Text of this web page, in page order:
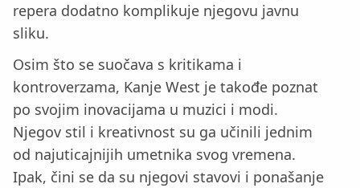
repera dodatno komplikuje njegovu javnu
sliku.
Osim što se suočava s kritikama i
kontroverzama, Kanje West je takođe poznat
po svojim inovacijama u muzici i modi.
Njegov stil i kreativnost su ga učinili jednim
od najuticajnijih umetnika svog vremena.
Ipak, čini se da su njegovi stavovi i ponašanje